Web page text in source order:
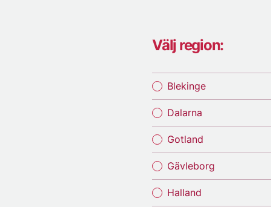
Välj region:
Blekinge
Dalarna
Gotland
Gävleborg
Halland